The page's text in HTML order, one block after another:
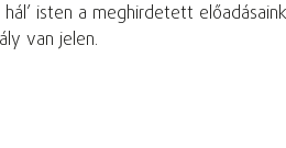
isten a meghirdetett
van jelen.